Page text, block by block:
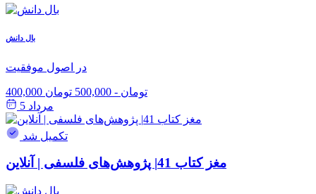
بال دانش
در اصول موفقیت
400,000 تومان - 500,000 تومان
مرداد 5
تکمیل شد
مغز کتاب 41| پژوهش‌های فلسفی | آنلاین